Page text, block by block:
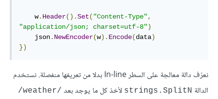
    w
. Header() .Set( "Content-Type",
"application/json; charset=utf-8")
    json
. NewEncoder(w) . Encode(data)
})
نعرّف دالة معالجة على السطر In-line بدلا من تعريفها منفصلة. نستخدم
الدالة strings.SplitN لأخذ كل ما يوجد بعد /weather/